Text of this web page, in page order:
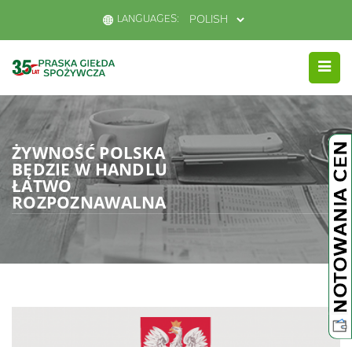
LANGUAGES:
ŻYWNOŚĆ POLSKA
BĘDZIE W HANDLU
ŁATWO
ROZPOZNAWALNA